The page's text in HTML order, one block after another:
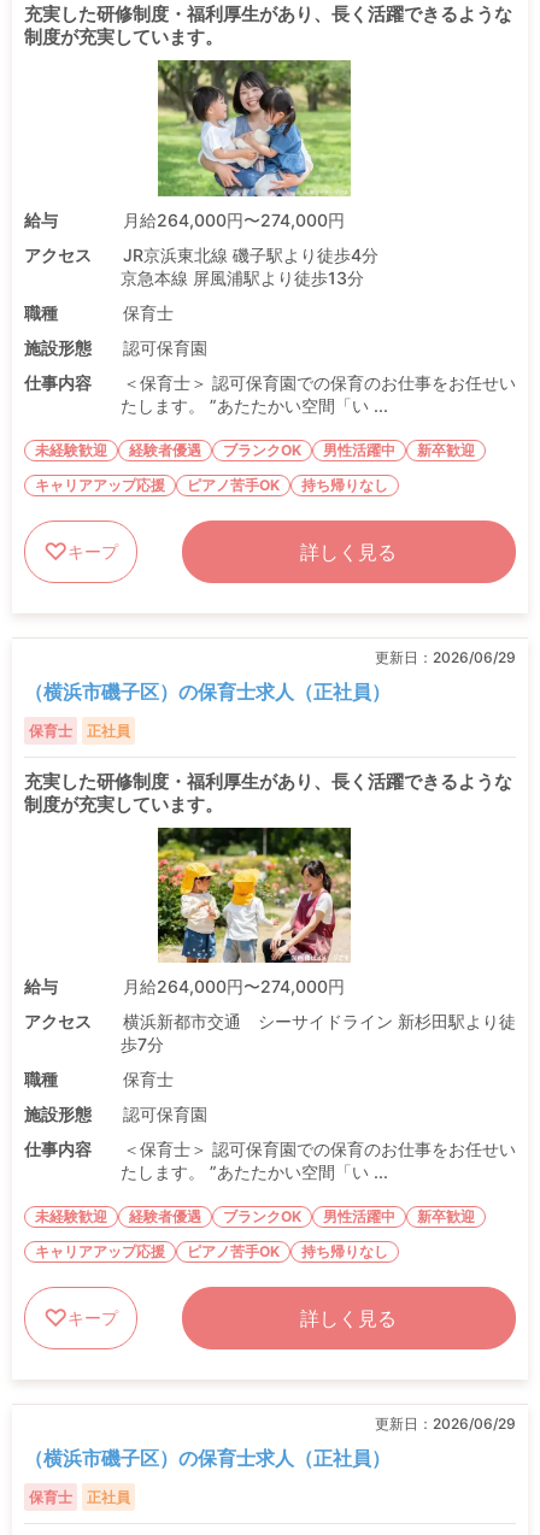
充実した研修制度・福利厚生があり、長く活躍できるような
制度が充実しています。
給与
月給264,000円〜274,000円
アクセス
JR京浜東北線 磯子駅より徒歩4分
京急本線 屏風浦駅より徒歩13分
職種
保育士
施設形態
認可保育園
仕事内容
＜保育士＞ 認可保育園での保育のお仕事をお任せい
たします。 ”あたたかい空間「い ...
未経験歓迎 経験者優遇 ブランクOK 男性活躍中
新卒歓迎
キャリアアップ応援
ピアノ苦手OK 持ち帰りなし
キープ 詳しく見る
更新日： 2026/06/29
（横浜市磯子区）の保育士求人（正社員）
保育士 正社員
充実した研修制度・福利厚生があり、長く活躍できるような
制度が充実しています。
給与
月給264,000円〜274,000円
アクセス
横浜新都市交通 シーサイドライン 新杉田駅より徒
歩7分
職種
保育士
施設形態
認可保育園
仕事内容
＜保育士＞ 認可保育園での保育のお仕事をお任せい
たします。 ”あたたかい空間「い ...
未経験歓迎 経験者優遇 ブランクOK 男性活躍中
新卒歓迎
キャリアアップ応援
ピアノ苦手OK 持ち帰りなし
キープ 詳しく見る
更新日： 2026/06/29
（横浜市磯子区）の保育士求人（正社員）
保育士 正社員